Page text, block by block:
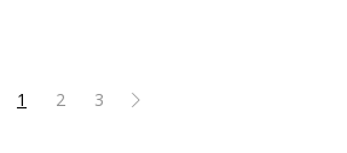
1 2 3